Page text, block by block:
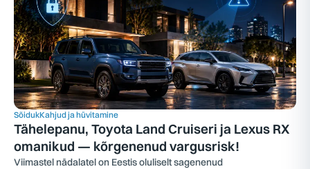
SõidukKahjud ja hüvitamine
Tähelepanu, Toyota Land Cruiseri ja Lexus RX
omanikud — kõrgenenud vargusrisk!
Viimastel nädalatel on Eestis oluliselt sagenenud